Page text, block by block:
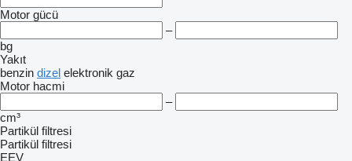
Motor gücü
–
bg
Yakıt
benzin dizel elektronik gaz
Motor hacmi
–
cm³
Partikül filtresi
Partikül filtresi
EEV